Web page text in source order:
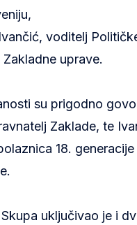
voditelj
Zakladne uprave.
su prigodno
Zaklade, te
18.
uključivao je i